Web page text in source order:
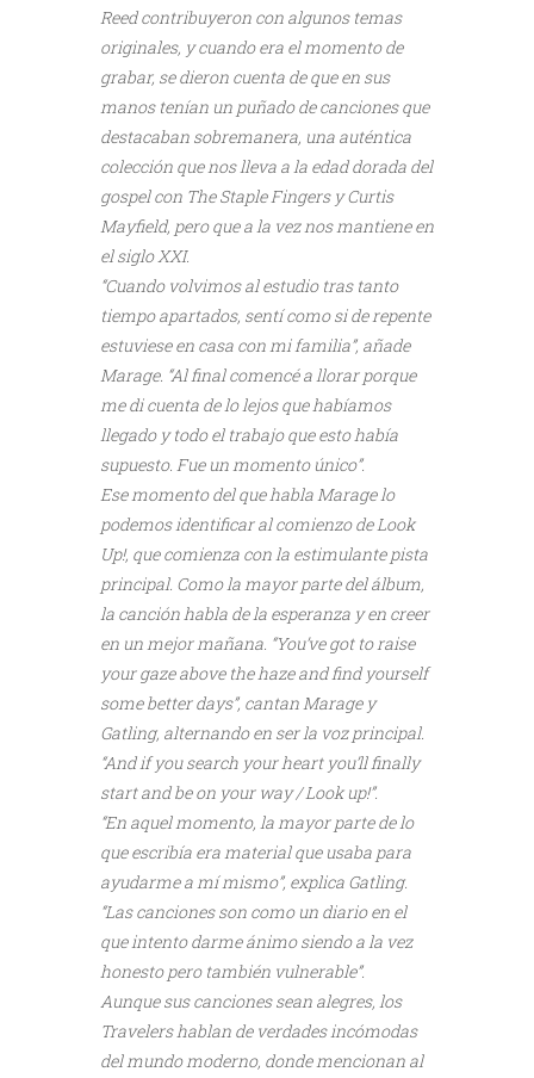
Reed contribuyeron con algunos temas
originales, y cuando era el momento de
grabar, se dieron cuenta de que en sus
manos tenían un puñado de canciones que
destacaban sobremanera, una auténtica
colección que nos lleva a la edad dorada del
gospel con The Staple Fingers y Curtis
Mayfield, pero que a la vez nos mantiene en
el siglo XXI.
“Cuando volvimos al estudio tras tanto
tiempo apartados, sentí como si de repente
estuviese en casa con mi familia”, añade
Marage. “Al final comencé a llorar porque
me di cuenta de lo lejos que habíamos
llegado y todo el trabajo que esto había
supuesto. Fue un momento único”.
Ese momento del que habla Marage lo
podemos identificar al comienzo de Look
Up!, que comienza con la estimulante pista
principal. Como la mayor parte del álbum,
la canción habla de la esperanza y en creer
en un mejor mañana. “You’ve got to raise
your gaze above the haze and find yourself
some better days”, cantan Marage y
Gatling, alternando en ser la voz principal.
“And if you search your heart you’ll finally
start and be on your way / Look up!”.
“En aquel momento, la mayor parte de lo
que escribía era material que usaba para
ayudarme a mí mismo”, explica Gatling.
“Las canciones son como un diario en el
que intento darme ánimo siendo a la vez
honesto pero también vulnerable”.
Aunque sus canciones sean alegres, los
Travelers hablan de verdades incómodas
del mundo moderno, donde mencionan al